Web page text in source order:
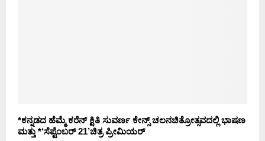
*ಕನ್ನಡದ ಹೆಮ್ಮೆ ಕರೆನ್ ಕ್ಷಿತಿ ಸುವರ್ಣ ಕೇನ್ಸ್ ಚಲನಚಿತ್ರೋತ್ಸವದಲ್ಲಿ ಭಾಷಣ
ಮತ್ತು *‘ಸೆಪ್ಟೆಂಬರ್ 21’ಚಿತ್ರ ಪ್ರೀಮಿಯರ್